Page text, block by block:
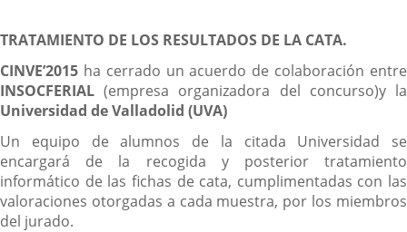
TRATAMIENTO DE LOS RESULTADOS DE LA CATA.
CINVE’2015 ha cerrado un acuerdo de colaboración entre
INSOCFERIAL(empresa organizadora del concurso)y la
Universidad de Valladolid (UVA)
Un equipo de alumnos de la citada Universidad se
encargará de la recogida y posterior tratamiento
informático de las fichas de cata, cumplimentadas con las
valoraciones otorgadas a cada muestra, por los miembros
del jurado.